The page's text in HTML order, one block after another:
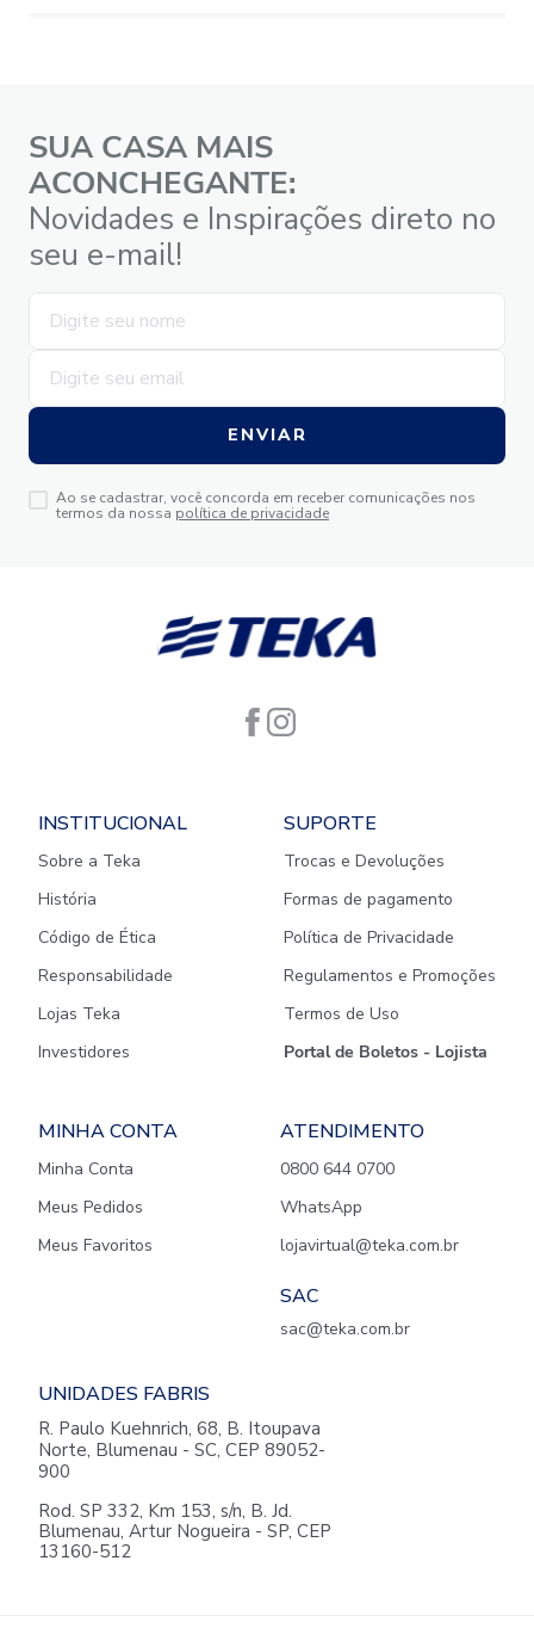
SUA CASA MAIS
ACONCHEGANTE:
Novidades e Inspirações direto no
seu e-mail!
ENVIAR
Ao se cadastrar, você concorda em receber comunicações nos
termos da nossa política de privacidade
INSTITUCIONAL
Sobre a Teka
História
Código de Ética
Responsabilidade
Lojas Teka
Investidores
SUPORTE
Trocas e Devoluções
Formas de pagamento
Política de Privacidade
Regulamentos e Promoções
Termos de Uso
Portal de Boletos - Lojista
MINHA CONTA
Minha Conta
Meus Pedidos
Meus Favoritos
ATENDIMENTO
0800 644 0700
WhatsApp
lojavirtual@teka.com.br
SAC
sac@teka.com.br
UNIDADES FABRIS
R. Paulo Kuehnrich, 68, B. Itoupava
Norte, Blumenau - SC, CEP 89052-
900
Rod. SP 332, Km 153, s/n, B. Jd.
Blumenau, Artur Nogueira - SP, CEP
13160-512